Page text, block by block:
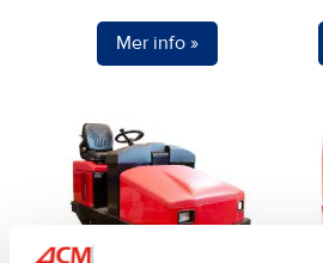
Mer info »
produkten
har
flera